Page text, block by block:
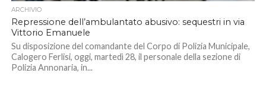
ARCHIVIO
Repressione dell’ambulantato abusivo: sequestri in via
Vittorio Emanuele
Su disposizione del comandante del Corpo di Polizia Municipale,
Calogero Ferlisi, oggi, martedì 28, il personale della sezione di
Polizia Annonaria, in...